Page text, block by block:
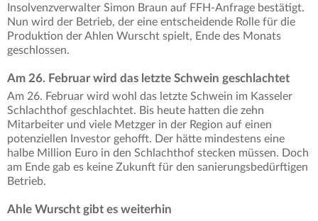
Insolvenzverwalter Simon Braun auf FFH-Anfrage bestätigt.
Nun wird der Betrieb, der eine entscheidende Rolle für die
Produktion der Ahlen Wurscht spielt, Ende des Monats
geschlossen.
Am 26. Februar wird das letzte Schwein geschlachtet
Am 26. Februar wird wohl das letzte Schwein im Kasseler
Schlachthof geschlachtet. Bis heute hatten die zehn
Mitarbeiter und viele Metzger in der Region auf einen
potenziellen Investor gehofft. Der hätte mindestens eine
halbe Million Euro in den Schlachthof stecken müssen. Doch
am Ende gab es keine Zukunft für den sanierungsbedürftigen
Betrieb.
Ahle Wurscht gibt es weiterhin